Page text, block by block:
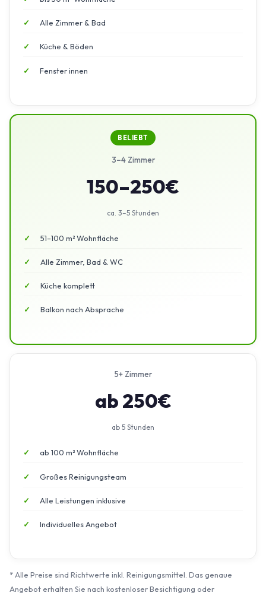
Alle Zimmer & Bad
Küche & Böden
Fenster innen
BELIEBT
3–4 Zimmer
150–250€
ca. 3–5 Stunden
51–100 m² Wohnfläche
Alle Zimmer, Bad & WC
Küche komplett
Balkon nach Absprache
5+ Zimmer
ab 250€
ab 5 Stunden
ab 100 m² Wohnfläche
Großes Reinigungsteam
Alle Leistungen inklusive
Individuelles Angebot
* Alle Preise sind Richtwerte inkl. Reinigungsmittel. Das genaue
Angebot erhalten Sie nach kostenloser Besichtigung oder